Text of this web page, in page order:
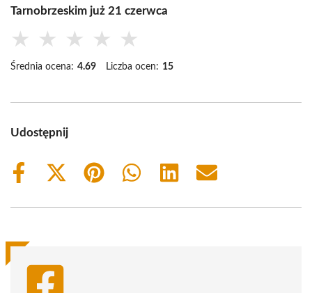
Tarnobrzeskim już 21 czerwca
★ ★ ★ ★ ★
Średnia ocena: 4.69 Liczba ocen: 15
Udostępnij
Share
Share
(Twitter)
Share
Share
Share
Share